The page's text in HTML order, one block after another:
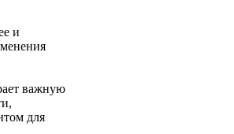
и
важную
для